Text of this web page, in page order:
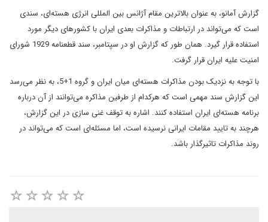
گزارش آمانو، به عنوان بالاترین مقام آژانس بین المللی انرژی هسته‌ای، سندی
است که می‌تواند در ارتباطات و مذاکرات بعدی ایران با کشورهای دیگر مورد
استفاده قرار گیرد. همان طور که گزارش او در سپتامبر، سند قطعنامه 1929 شورای
امنیت علیه ایران قرار گرفت.
با توجه به نزدیک بودن مذاکرات هسته‌ای میان ایران و گروه 1+5، به نظر می‌رسد
این گزارش سند مهمی است که هرکدام از طرفین مذاکره می‌توانند از آن درباره
برنامه هسته‌ای ایران استفاده کنند. اشاره به توقف غنی سازی در این گزارش،
هرچند به تایید مقامات ایرانی نرسیده است، اما مسئله‌ای است که می‌تواند در
روند مذاکرات تاثیرگذار باشد.